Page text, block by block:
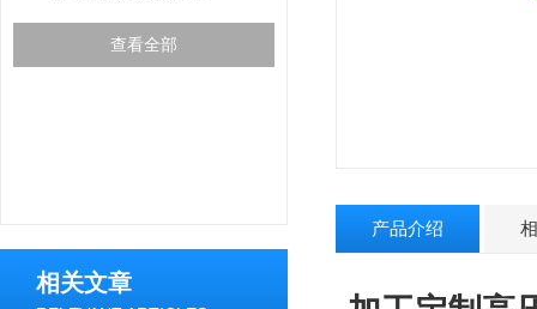
查看全部
相关文章
产品介绍